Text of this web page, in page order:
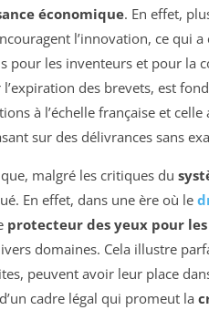
économique. En effet,
l’innovation, ce qui
pour les inventeurs et pour la
des brevets, est
à l’échelle française et
sur des délivrances sans
malgré les critiques du
En effet, dans une ère où le
protecteur des yeux pour
domaines. Cela illustre
peuvent avoir leur place
cadre légal qui promeut la